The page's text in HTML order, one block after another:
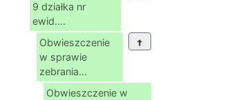
9 działka nr
ewid....
Obwieszczenie
w sprawie
zebrania...
Obwieszczenie w